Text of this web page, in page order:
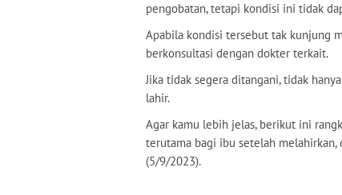
pengobatan, tetapi kondisi ini tidak
Apabila kondisi tersebut tak kunjung
berkonsultasi dengan dokter terkait.
Jika tidak segera ditangani, tidak
lahir.
Agar kamu lebih jelas, berikut ini
terutama bagi ibu setelah
(5/9/2023).